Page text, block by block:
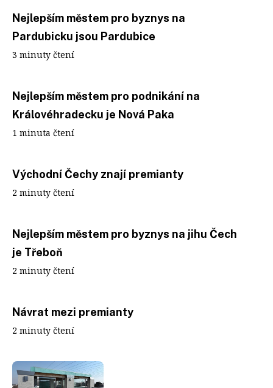
Nejlepším městem pro byznys na
Pardubicku jsou Pardubice
3 minuty čtení
Nejlepším městem pro podnikání na
Královéhradecku je Nová Paka
1 minuta čtení
Východní Čechy znají premianty
2 minuty čtení
Nejlepším městem pro byznys na jihu Čech
je Třeboň
2 minuty čtení
Návrat mezi premianty
2 minuty čtení